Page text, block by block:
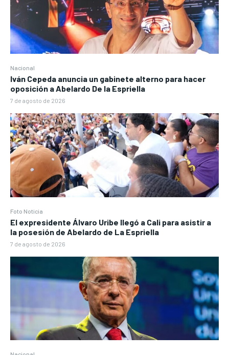
Nacional
Iván Cepeda anuncia un gabinete alterno para hacer
oposición a Abelardo De la Espriella
7 de agosto de 2026
Foto Noticia
El expresidente Álvaro Uribe llegó a Cali para asistir a
la posesión de Abelardo de La Espriella
7 de agosto de 2026